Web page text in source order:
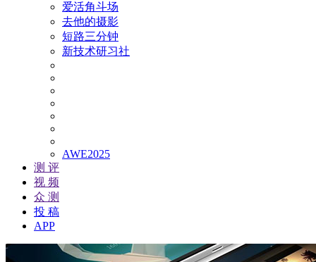
爱活角斗场
去他的摄影
短路三分钟
新技术研习社
AWE2025
测 评
视 频
众 测
投 稿
APP